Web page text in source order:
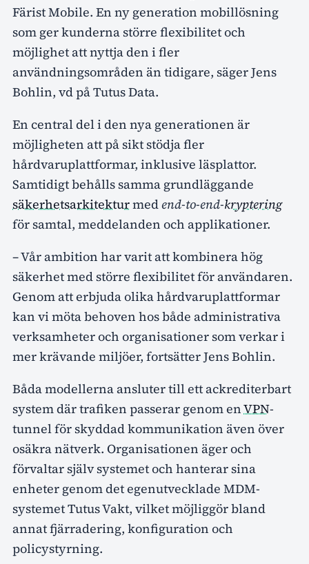
Färist Mobile. En ny generation mobillösning
som ger kunderna större flexibilitet och
möjlighet att nyttja den i fler
användningsområden än tidigare, säger Jens
Bohlin, vd på Tutus Data.
En central del i den nya generationen är
möjligheten att på sikt stödja fler
hårdvaruplattformar, inklusive läsplattor.
Samtidigt behålls samma grundläggande
säkerhetsarkitekturmedend-to-end-kryptering
för samtal, meddelanden och applikationer.
– Vår ambition har varit att kombinera hög
säkerhet med större flexibilitet för användaren.
Genom att erbjuda olika hårdvaruplattformar
kan vi möta behoven hos både administrativa
verksamheter och organisationer som verkar i
mer krävande miljöer, fortsätter Jens Bohlin.
Båda modellerna ansluter till ett ackrediterbart
system där trafiken passerar genom enVPN-
tunnel för skyddad kommunikation även över
osäkra nätverk. Organisationen äger och
förvaltar själv systemet och hanterar sina
enheter genom det egenutvecklade MDM-
systemet Tutus Vakt, vilket möjliggör bland
annat fjärradering, konfiguration och
policystyrning.